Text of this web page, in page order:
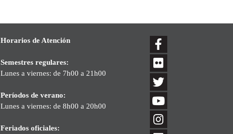
Horarios de Atención
Semestres regulares:
Lunes a viernes: de 7h00 a 21h00
Períodos de verano:
Lunes a viernes: de 8h00 a 20h00
Feriados oficiales: